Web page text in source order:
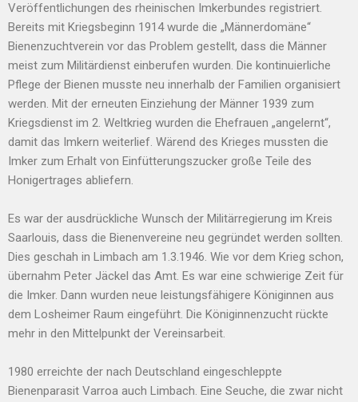
Veröffentlichungen des rheinischen Imkerbundes registriert.
Bereits mit Kriegsbeginn 1914 wurde die „Männerdomäne“
Bienenzuchtverein vor das Problem gestellt, dass die Männer
meist zum Militärdienst einberufen wurden. Die kontinuierliche
Pflege der Bienen musste neu innerhalb der Familien organisiert
werden. Mit der erneuten Einziehung der Männer 1939 zum
Kriegsdienst im 2. Weltkrieg wurden die Ehefrauen „angelernt“,
damit das Imkern weiterlief. Wärend des Krieges mussten die
Imker zum Erhalt von Einfütterungszucker große Teile des
Honigertrages abliefern.
Es war der ausdrückliche Wunsch der Militärregierung im Kreis
Saarlouis, dass die Bienenvereine neu gegründet werden sollten.
Dies geschah in Limbach am 1.3.1946. Wie vor dem Krieg schon,
übernahm Peter Jäckel das Amt. Es war eine schwierige Zeit für
die Imker. Dann wurden neue leistungsfähigere Königinnen aus
dem Losheimer Raum eingeführt. Die Königinnenzucht rückte
mehr in den Mittelpunkt der Vereinsarbeit.
1980 erreichte der nach Deutschland eingeschleppte
Bienenparasit Varroa auch Limbach. Eine Seuche, die zwar nicht